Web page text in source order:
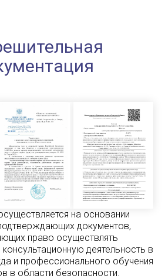
на основании
документов,
право осуществлять
деятельность в
и профессионального обучения
в области безопасности.